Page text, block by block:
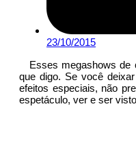
23/10/2015
Esses megashows de
que digo. Se você
efeitos especiais, não
espetáculo, ver e ser